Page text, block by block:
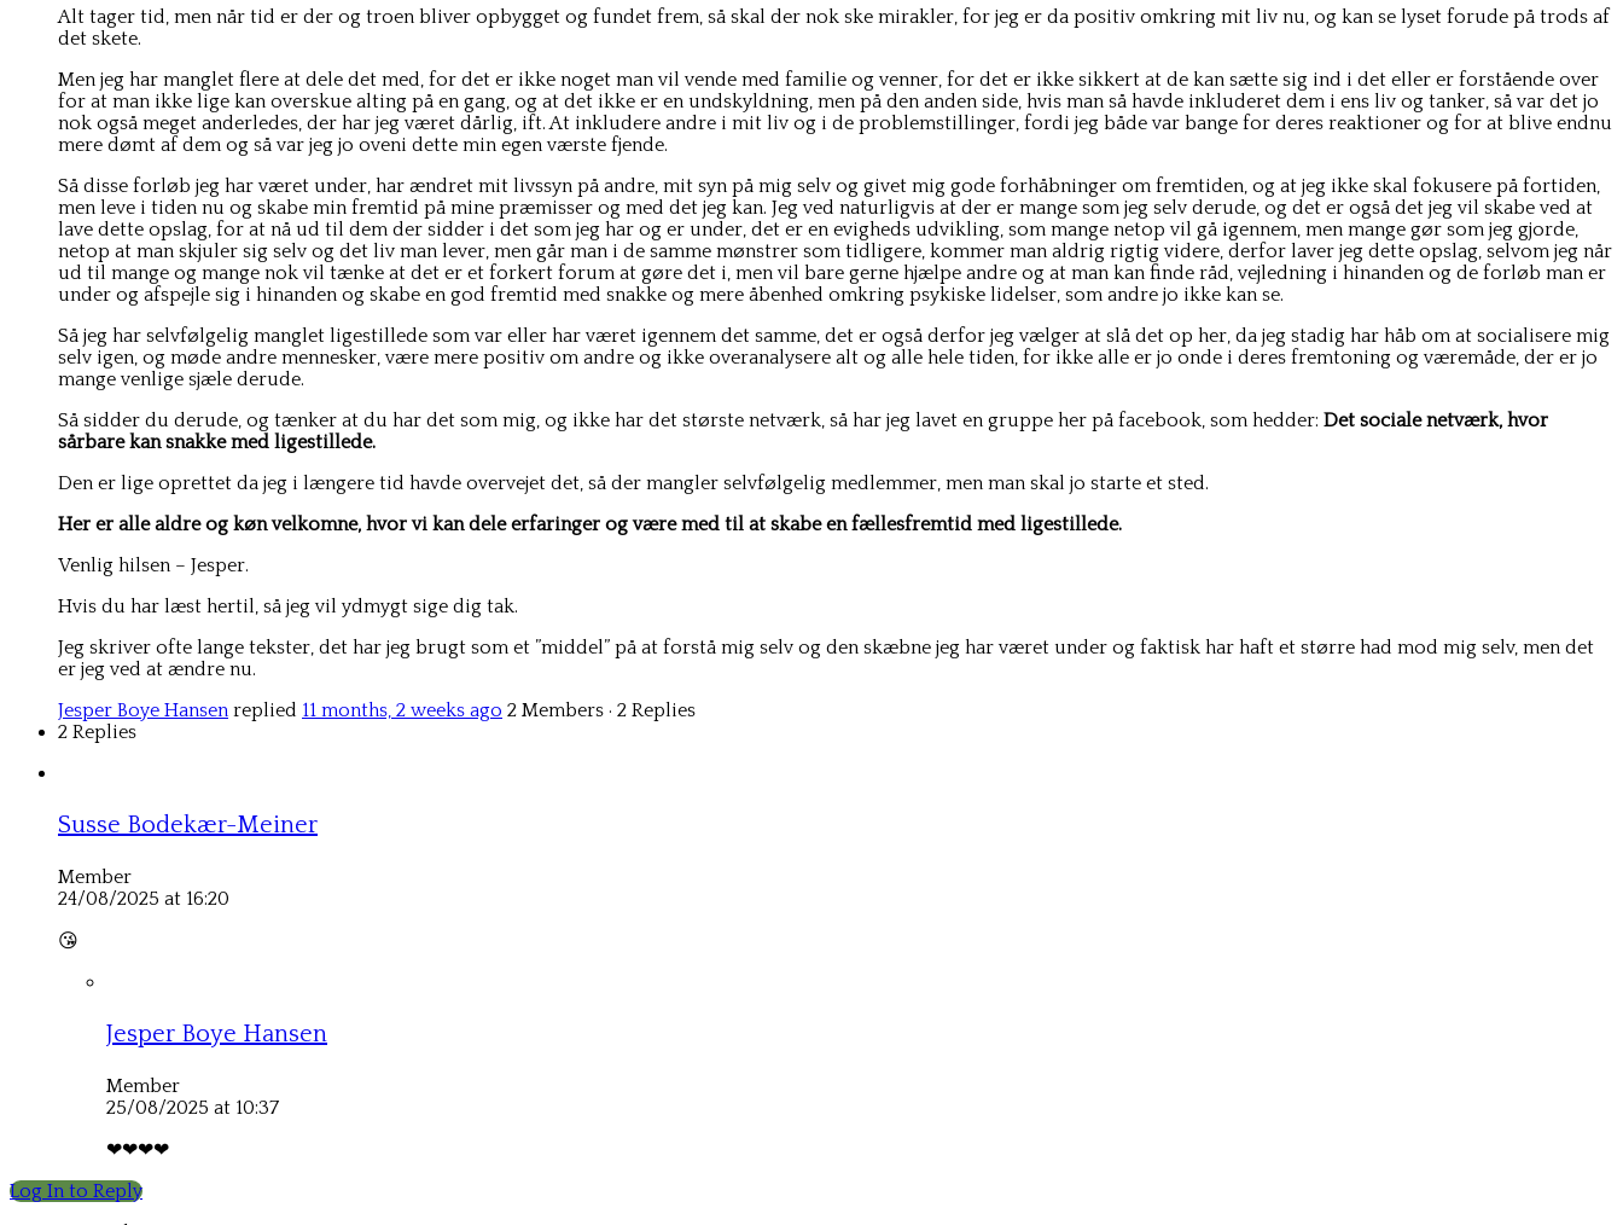
Alt tager tid, men når tid er der og troen bliver opbygget og fundet frem, så skal der nok ske mirakler, for jeg er da positiv omkring mit liv nu, og kan se lyset forude på trods af
det skete.
Men jeg har manglet flere at dele det med, for det er ikke noget man vil vende med familie og venner, for det er ikke sikkert at de kan sætte sig ind i det eller er forstående over
for at man ikke lige kan overskue alting på en gang, og at det ikke er en undskyldning, men på den anden side, hvis man så havde inkluderet dem i ens liv og tanker, så var det jo
nok også meget anderledes, der har jeg været dårlig, ift. At inkludere andre i mit liv og i de problemstillinger, fordi jeg både var bange for deres reaktioner og for at blive endnu
mere dømt af dem og så var jeg jo oveni dette min egen værste fjende.
Så disse forløb jeg har været under, har ændret mit livssyn på andre, mit syn på mig selv og givet mig gode forhåbninger om fremtiden, og at jeg ikke skal fokusere på fortiden,
men leve i tiden nu og skabe min fremtid på mine præmisser og med det jeg kan. Jeg ved naturligvis at der er mange som jeg selv derude, og det er også det jeg vil skabe ved at
lave dette opslag, for at nå ud til dem der sidder i det som jeg har og er under, det er en evigheds udvikling, som mange netop vil gå igennem, men mange gør som jeg gjorde,
netop at man skjuler sig selv og det liv man lever, men går man i de samme mønstrer som tidligere, kommer man aldrig rigtig videre, derfor laver jeg dette opslag, selvom jeg når
ud til mange og mange nok vil tænke at det er et forkert forum at gøre det i, men vil bare gerne hjælpe andre og at man kan finde råd, vejledning i hinanden og de forløb man er
under og afspejle sig i hinanden og skabe en god fremtid med snakke og mere åbenhed omkring psykiske lidelser, som andre jo ikke kan se.
Så jeg har selvfølgelig manglet ligestillede som var eller har været igennem det samme, det er også derfor jeg vælger at slå det op her, da jeg stadig har håb om at socialisere mig
selv igen, og møde andre mennesker, være mere positiv om andre og ikke overanalysere alt og alle hele tiden, for ikke alle er jo onde i deres fremtoning og væremåde, der er jo
mange venlige sjæle derude.
Så sidder du derude, og tænker at du har det som mig, og ikke har det største netværk, så har jeg lavet en gruppe her på facebook, som hedder: Det sociale netværk, hvor
sårbare kan snakke med ligestillede.
Den er lige oprettet da jeg i længere tid havde overvejet det, så der mangler selvfølgelig medlemmer, men man skal jo starte et sted.
Her er alle aldre og køn velkomne, hvor vi kan dele erfaringer og være med til at skabe en fællesfremtid med ligestillede.
Venlig hilsen – Jesper.
Hvis du har læst hertil, så jeg vil ydmygt sige dig tak.
Jeg skriver ofte lange tekster, det har jeg brugt som et ”middel” på at forstå mig selv og den skæbne jeg har været under og faktisk har haft et større had mod mig selv, men det
er jeg ved at ændre nu.
Jesper Boye Hansen replied 11 months, 2 weeks ago 2 Members · 2 Replies
2 Replies
Susse Bodekær-Meiner
Member
24/08/2025 at 16:20
😘
Jesper Boye Hansen
Member
25/08/2025 at 10:37
❤❤❤❤
Log In to Reply